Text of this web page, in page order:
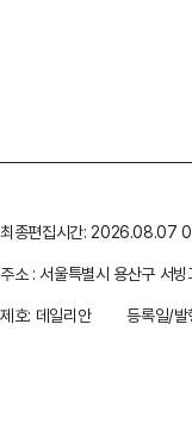
최종편집시간: 2026.08.07
주소 : 서울특별시 용산구 서
제호: 데일리안
등록일/